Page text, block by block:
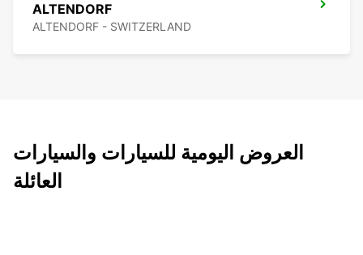
ALTENDORF
ALTENDORF - SWITZERLAND
العروض اليومية للسيارات والسيارات
العائلة